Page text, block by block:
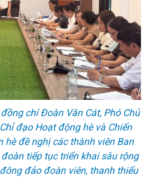
chí Đoàn Văn Cát, Phó Chủ
đạo Hoạt động hè và Chiến
hè đề nghị các thành viên Ban
tiếp tục triển khai sâu rộng
đảo đoàn viên, thanh thiếu